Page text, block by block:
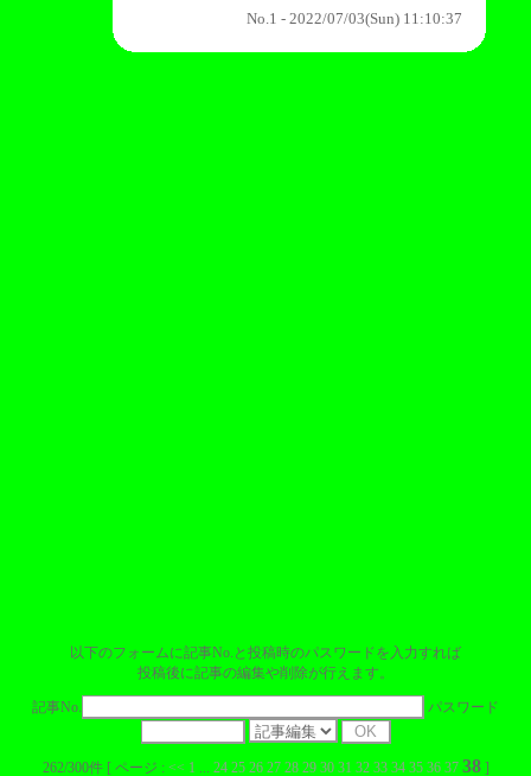
No.1 - 2022/07/03(Sun) 11:10:37
以下のフォームに記事No.と投稿時のパスワードを入力すれば
投稿後に記事の編集や削除が行えます。
記事No. パスワード
262/300件 [ ページ : << 1 ... 24 25 26 27 28 29 30 31 32 33 34 35 36 37 38]